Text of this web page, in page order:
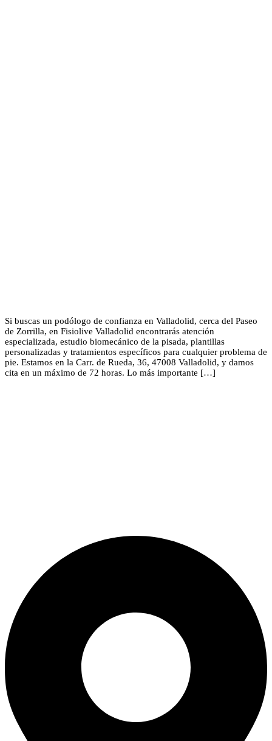
Si buscas un podólogo de confianza en Valladolid, cerca del Paseo
de Zorrilla, en Fisiolive Valladolid encontrarás atención
especializada, estudio biomecánico de la pisada, plantillas
personalizadas y tratamientos específicos para cualquier problema de
pie. Estamos en la Carr. de Rueda, 36, 47008 Valladolid, y damos
cita en un máximo de 72 horas. Lo más importante […]